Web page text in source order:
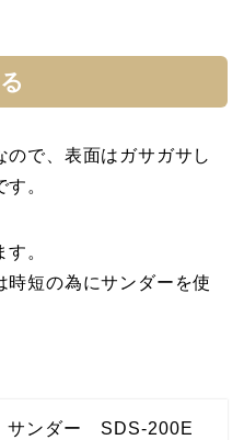
ので、表面はガサガサし
。
。
時短の為にサンダーを使
サンダー SDS-200E